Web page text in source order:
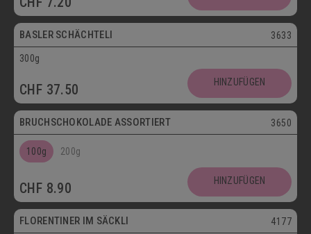
Postversand
BASLER SCHÄCHTELI 3633
300g
CHF 37.50 HINZUFÜGEN
Postversand
BRUCHSCHOKOLADE ASSORTIERT 3650
100g 200g
CHF 8.90 HINZUFÜGEN
Postversand
FLORENTINER IM SÄCKLI 4177